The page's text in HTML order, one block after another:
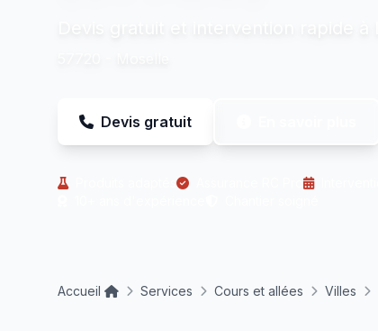
Devis gratuit
Accueil Services Cours et allées Villes